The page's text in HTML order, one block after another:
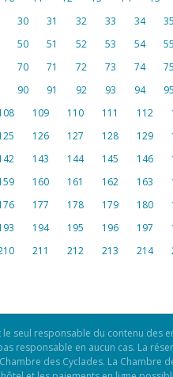
30 31 32 33 34 35
50 51 52 53 54 55
70 71 72 73 74 75
90 91 92 93 94 95
109 110 111 112
126 127 128 129
143 144 145 146
160 161 162 163
177 178 179 180
194 195 196 197
211 212 213 214
seul responsable du contenu des
responsable en aucun cas. La
des Cyclades. La Chambre